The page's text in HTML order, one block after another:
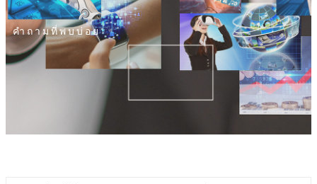
คำถามที่พบบ่อย